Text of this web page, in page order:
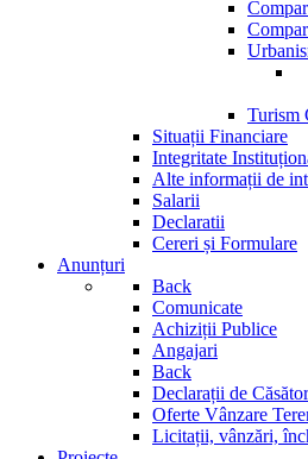
Turism
Situații Financiare
Integritate
Alte informații de
Salarii
Declaratii
Cereri și Formulare
Anunțuri
Back
Comunicate
Achiziții Publice
Angajari
Back
Declarații de
Oferte Vânzare
Licitații, vânzări,